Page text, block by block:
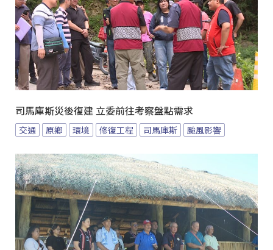
司馬庫斯災後復建 立委前往考察盤點需求
交通 原鄉 環境 修復工程 司馬庫斯 颱風影響